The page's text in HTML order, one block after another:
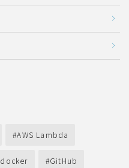
AWS Lambda
docker GitHub